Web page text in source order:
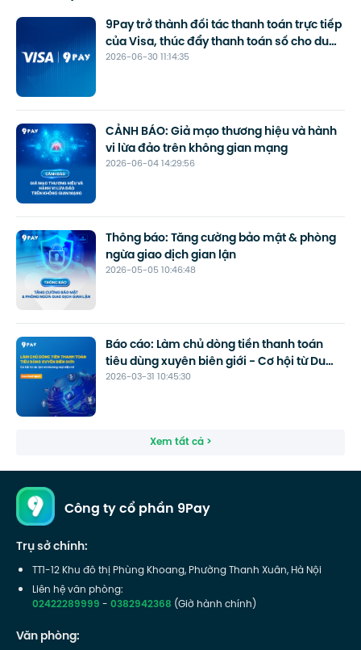
2026-06-30 11:14:35
9Pay trở thành đối tác thanh toán trực tiếp
của Visa, thúc đẩy thanh toán số cho du
lịch
2026-06-04 14:29:56
CẢNH BÁO: Giả mạo thương hiệu và hành
vi lừa đảo trên không gian mạng
2026-05-05 10:46:48
Thông báo: Tăng cường bảo mật & phòng
ngừa giao dịch gian lận
2026-03-31 10:45:30
Báo cáo: Làm chủ dòng tiền thanh toán
tiêu dùng xuyên biên giới - Cơ hội từ Du
lịch và Thương mại điện tử
Xem tất cả >
Công ty cổ phần 9Pay
Trụ sở chính:
TT1-12 Khu đô thị Phùng Khoang, Phường Thanh Xuân, Hà Nội
Liên hệ văn phòng:
02422289999-0382942368 (Giờ hành chính)
Văn phòng: